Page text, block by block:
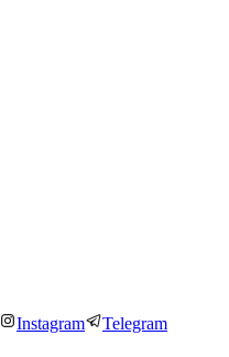
Instagram Telegram